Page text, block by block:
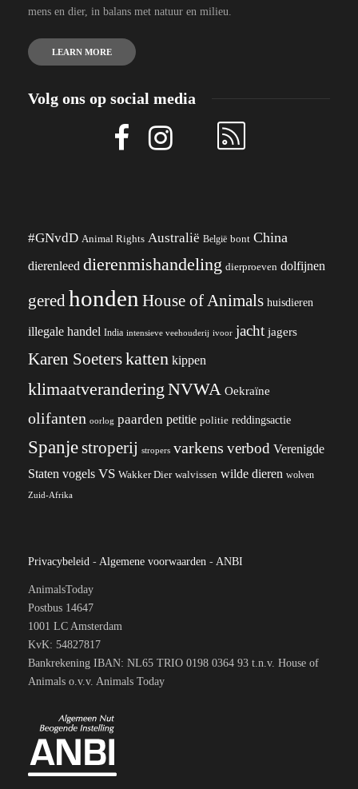
mens en dier, in balans met natuur en milieu.
LEARN MORE
Volg ons op social media
#GNvdD Animal Rights Australië België bont China
dierenleed dierenmishandeling dierproeven dolfijnen
geredhonden House of Animals huisdieren
illegale handel India intensieve veehouderij ivoor jacht jagers
Karen Soeterskatten kippen
klimaatverandering NVWA Oekraïne
olifanten oorlog paarden petitie politie reddingsactie
Spanjestroperij stropers varkens verbod Verenigde
Staten vogels VS Wakker Dier walvissen wilde dieren wolven
Zuid-Afrika
Privacybeleid - Algemene voorwaarden - ANBI
AnimalsToday
Postbus 14647
1001 LC Amsterdam
KvK: 54827817
Bankrekening IBAN: NL65 TRIO 0198 0364 93 t.n.v. House of
Animals o.v.v. Animals Today